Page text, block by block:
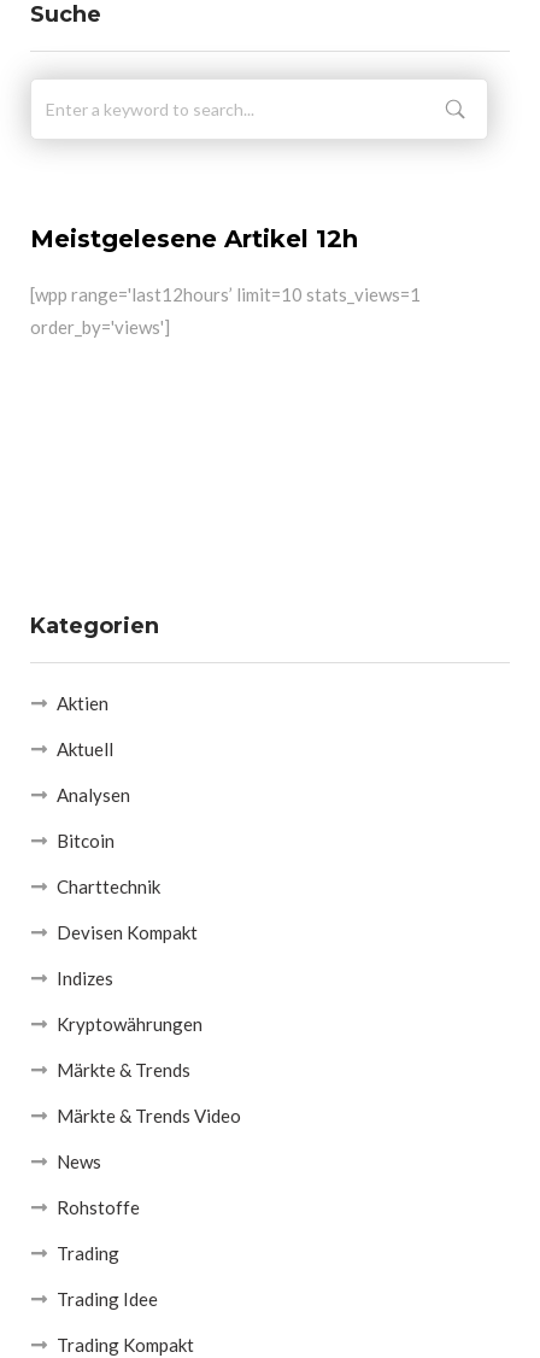
Suche
Meistgelesene Artikel 12h
[wpp range='last12hours’ limit=10 stats_views=1
order_by='views']
Kategorien
Aktien
Aktuell
Analysen
Bitcoin
Charttechnik
Devisen Kompakt
Indizes
Kryptowährungen
Märkte & Trends
Märkte & Trends Video
News
Rohstoffe
Trading
Trading Idee
Trading Kompakt